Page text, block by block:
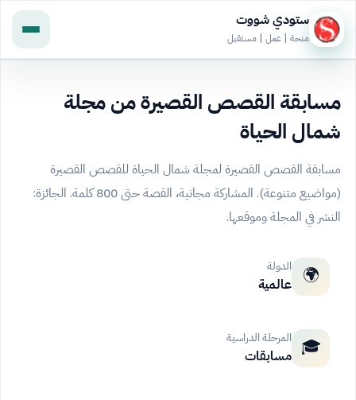
ستودي شووت
منحة | عمل | مستقبل
مسابقة القصص القصيرة من مجلة
شمال الحياة
مسابقة القصص القصيرة لمجلة شمال الحياة للقصص القصيرة
(مواضيع متنوعة). المشاركة مجانية، القصة حتى 800 كلمة. الجائزة:
النشر في المجلة وموقعها.
🌍 الدولة
عالمية
🎓 المرحلة الدراسية
مسابقات